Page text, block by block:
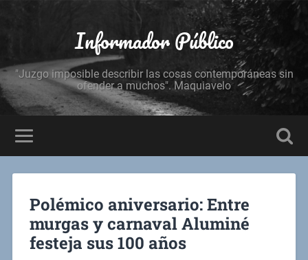
Informador Público
"Juzgo imposible describir las cosas contemporáneas sin
ofender a muchos". Maquiavelo
Polémico aniversario: Entre
murgas y carnaval Aluminé
festeja sus 100 años